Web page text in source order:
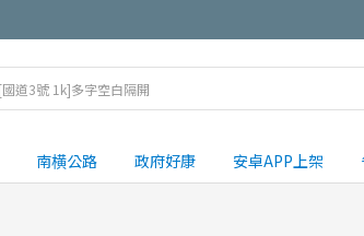
南横公路 政府好康 安卓APP上架